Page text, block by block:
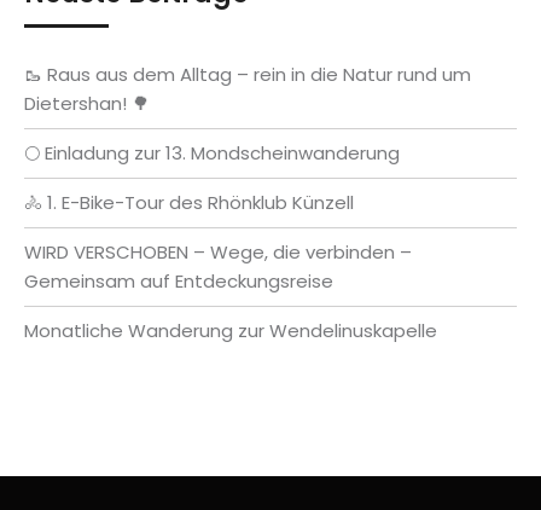
🥾 Raus aus dem Alltag – rein in die Natur rund um
Dietershan! 🌳
🌕 Einladung zur 13. Mondscheinwanderung
🚴 1. E-Bike-Tour des Rhönklub Künzell
WIRD VERSCHOBEN – Wege, die verbinden –
Gemeinsam auf Entdeckungsreise
Monatliche Wanderung zur Wendelinuskapelle